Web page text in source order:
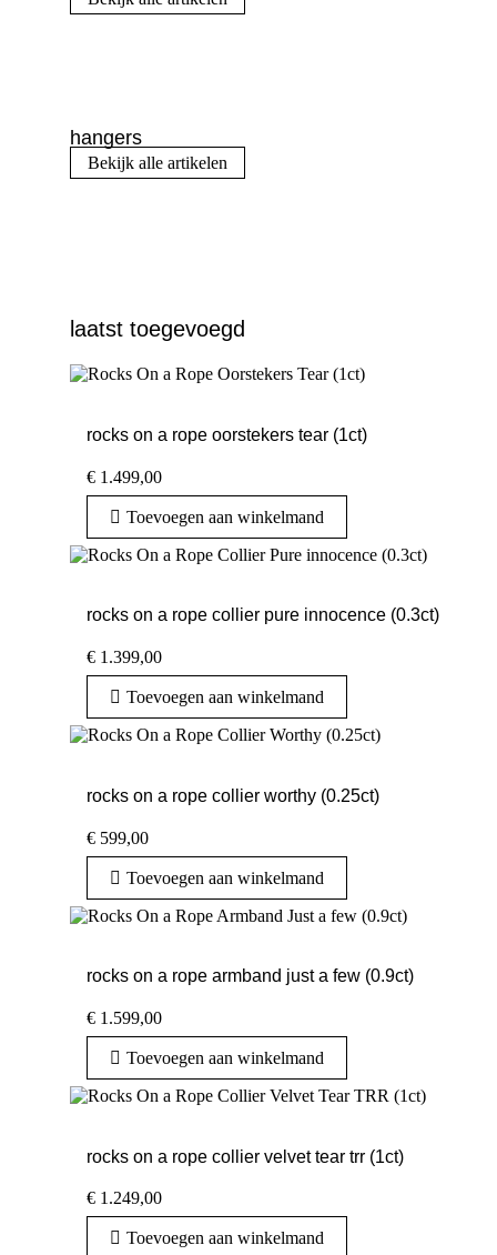
hangers
Bekijk alle artikelen
laatst toegevoegd
rocks on a rope oorstekers tear (1ct)
€ 1.499,00
Toevoegen aan winkelmand
rocks on a rope collier pure innocence (0.3ct)
€ 1.399,00
Toevoegen aan winkelmand
rocks on a rope collier worthy (0.25ct)
€ 599,00
Toevoegen aan winkelmand
rocks on a rope armband just a few (0.9ct)
€ 1.599,00
Toevoegen aan winkelmand
rocks on a rope collier velvet tear trr (1ct)
€ 1.249,00
Toevoegen aan winkelmand